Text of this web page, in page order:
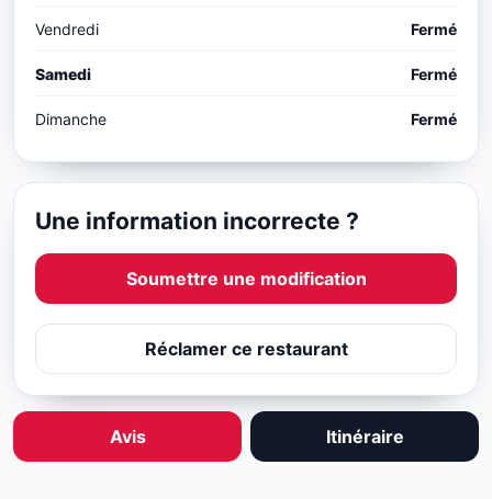
Vendredi Fermé
Samedi Fermé
Dimanche Fermé
Une information incorrecte ?
Soumettre une modification
Réclamer ce restaurant
Avis Itinéraire